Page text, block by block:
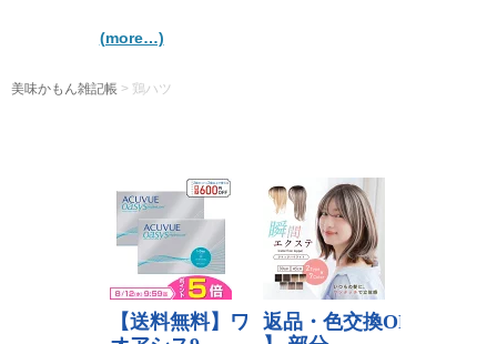
(more…)
美味かもん雑記帳 > 鶏ハツ